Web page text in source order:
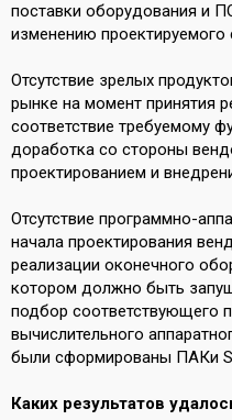
поставки оборудования и
изменению проектируемого
Отсутствие зрелых
рынке на момент принятия
соответствие требуемому
доработка со стороны
проектированием и
Отсутствие программно-
начала проектирования
реализации оконечного
котором должно быть
подбор соответствующего
вычислительного
были сформированы ПАКи
Каких результатов